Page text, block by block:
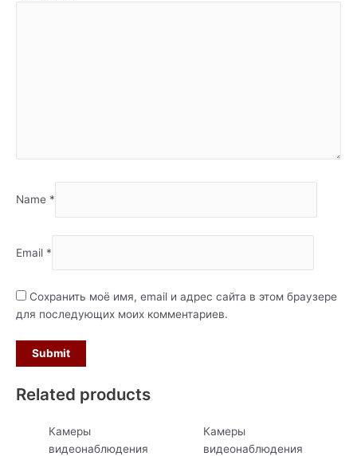
Name *
Email *
Сохранить моё имя, email и адрес сайта в этом браузере
для последующих моих комментариев.
Related products
Камеры
видеонаблюдения
Камеры
видеонаблюдения